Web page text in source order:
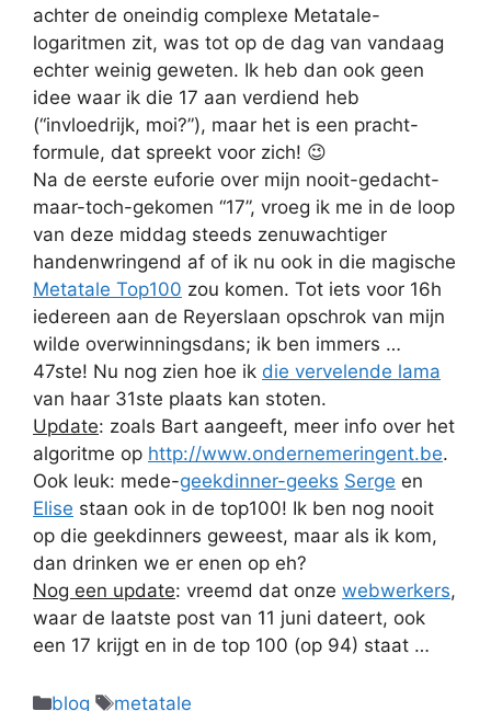
achter de oneindig complexe Metatale-
logaritmen zit, was tot op de dag van vandaag
echter weinig geweten. Ik heb dan ook geen
idee waar ik die 17 aan verdiend heb
(“invloedrijk, moi?”), maar het is een pracht-
formule, dat spreekt voor zich! 😉
Na de eerste euforie over mijn nooit-gedacht-
maar-toch-gekomen “17”, vroeg ik me in de loop
van deze middag steeds zenuwachtiger
handenwringend af of ik nu ook in die magische
Metatale Top100 zou komen. Tot iets voor 16h
iedereen aan de Reyerslaan opschrok van mijn
wilde overwinningsdans; ik ben immers …
47ste! Nu nog zien hoe ik die vervelende lama
van haar 31ste plaats kan stoten.
Update: zoals Bart aangeeft, meer info over het
algoritme op http://www.ondernemeringent.be.
Ook leuk: mede-geekdinner-geeks Serge en
Elise staan ook in de top100! Ik ben nog nooit
op die geekdinners geweest, maar als ik kom,
dan drinken we er enen op eh?
Nog een update: vreemd dat onze webwerkers,
waar de laatste post van 11 juni dateert, ook
een 17 krijgt en in de top 100 (op 94) staat …
Categories
blog Tags
metatale